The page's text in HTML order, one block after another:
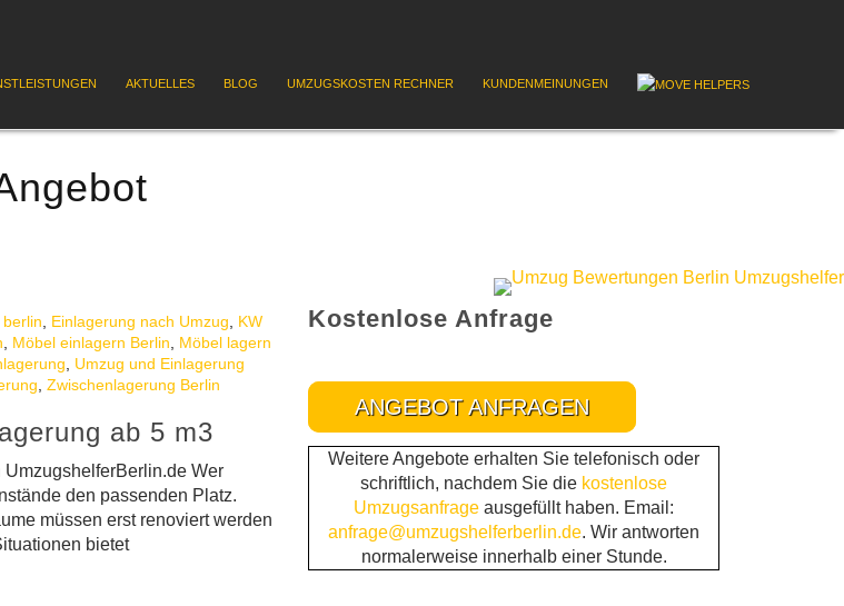
AKTUELLES BLOG UMZUGSKOSTEN RECHNER KUNDENMEINUNGEN
Einlagerung nach Umzug
KW
Möbel einlagern Berlin
Möbel lagern
Umzug und Einlagerung
Zwischenlagerung Berlin
ab 5 m3
Wer
den passenden Platz.
müssen erst renoviert werden
bietet
Kostenlose Anfrage
ANGEBOT ANFRAGEN
Weitere Angebote erhalten Sie telefonisch oder
schriftlich, nachdem Sie die kostenlose
Umzugsanfrage ausgefüllt haben. Email:
anfrage@umzugshelferberlin.de. Wir antworten
normalerweise innerhalb einer Stunde.